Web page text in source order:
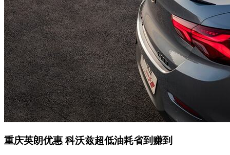
重庆英朗优惠 科沃兹超低油耗省到赚到